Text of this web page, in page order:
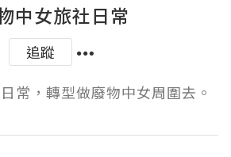
中女旅社日常
追蹤
常，轉型做廢物中女周圍去。